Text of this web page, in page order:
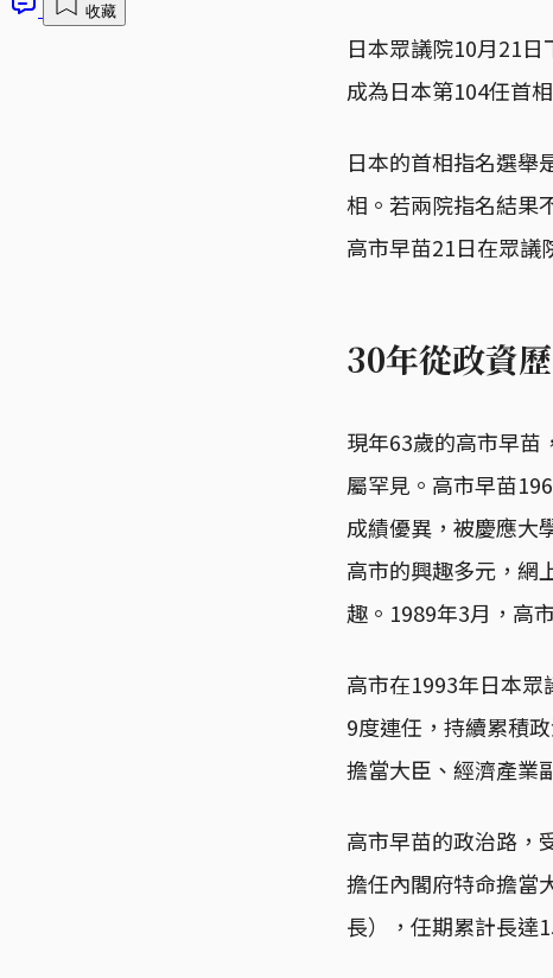
收藏
日本眾議院10月21
成為日本第104任首
日本的首相指名選舉
相。若兩院指名結果
高市早苗21日在眾議
30年從政資
現年63歲的高市早苗
屬罕見。高市早苗
成績優異，被慶應大
高市的興趣多元，網
趣。1989年3月，高
高市在1993年日本
9度連任，持續累積
擔當大臣、經濟產業
高市早苗的政治路，
擔任內閣府特命擔當
長），任期累計長達